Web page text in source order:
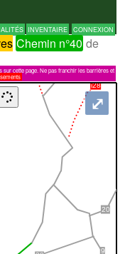
INVENTAIRE CONNEXION
Chemin n°40 de
sur cette page. Ne pas franchir les barrières et
⤢